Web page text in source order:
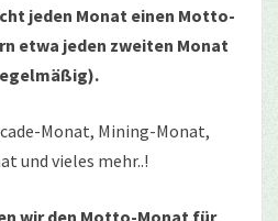
jeden Monat einen Motto-
etwa jeden zweiten Monat
Monat, Mining-Monat,
und vieles mehr..!